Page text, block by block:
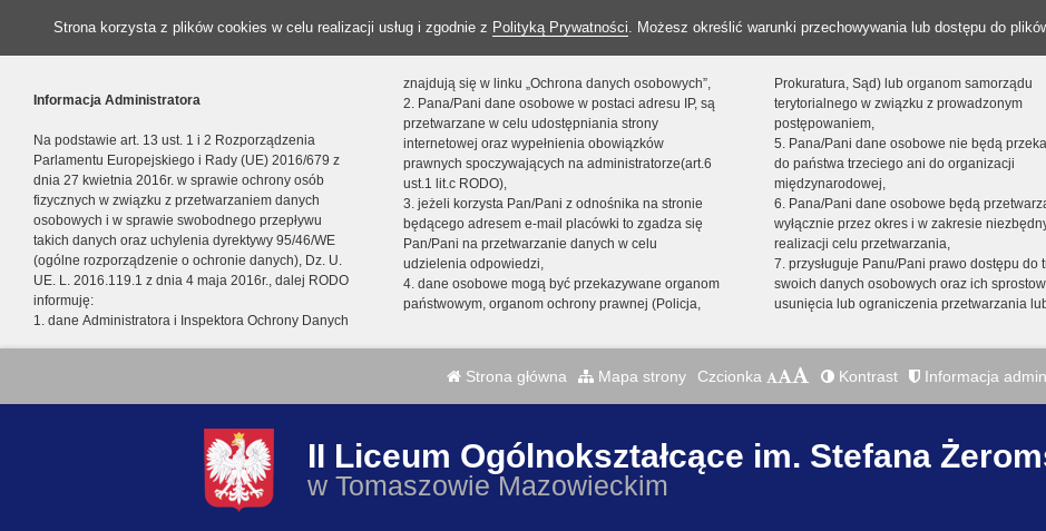
Strona korzysta z plików cookies w celu realizacji usług i zgodnie z Polityką Prywatności. Możesz określić warunki przechowywania lub dostępu do
Informacja Administratora
Na podstawie art. 13 ust. 1 i 2 Rozporządzenia
Parlamentu Europejskiego i Rady (UE) 2016/679 z
dnia 27 kwietnia 2016r. w sprawie ochrony osób
fizycznych w związku z przetwarzaniem danych
osobowych i w sprawie swobodnego przepływu
takich danych oraz uchylenia dyrektywy 95/46/WE
(ogólne rozporządzenie o ochronie danych), Dz. U.
UE. L. 2016.119.1 z dnia 4 maja 2016r., dalej RODO
informuję:
1. dane Administratora i Inspektora Ochrony Danych
znajdują się w linku „Ochrona danych osobowych”,
2. Pana/Pani dane osobowe w postaci adresu IP, są
przetwarzane w celu udostępniania strony
internetowej oraz wypełnienia obowiązków
prawnych spoczywających na administratorze(art.6
ust.1 lit.c RODO),
3. jeżeli korzysta Pan/Pani z odnośnika na stronie
będącego adresem e-mail placówki to zgadza się
Pan/Pani na przetwarzanie danych w celu
udzielenia odpowiedzi,
4. dane osobowe mogą być przekazywane organom
państwowym, organom ochrony prawnej (Policja,
Prokuratura, Sąd) lub organom samorządu
terytorialnego w związku z prowadzonym
postępowaniem,
5. Pana/Pani dane osobowe nie będą
do państwa trzeciego ani do organizacji
międzynarodowej,
6. Pana/Pani dane osobowe będą
wyłącznie przez okres i w zakresie
realizacji celu przetwarzania,
7. przysługuje Panu/Pani prawo dostępu do
swoich danych osobowych oraz ich
usunięcia lub ograniczenia przetwarzania
Strona główna Mapa strony Czcionka Kontrast Informacja
II Liceum Ogólnokształcące im. Stefana
w Tomaszowie Mazowieckim